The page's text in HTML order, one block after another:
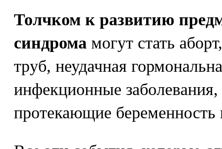
Толчком к развитию
синдрома могут стать
труб, неудачная
инфекционные заболевания,
протекающие